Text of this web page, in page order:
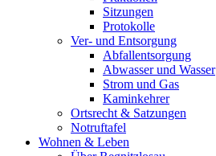
Sitzungen
Protokolle
Ver- und Entsorgung
Abfallentsorgung
Abwasser und Wasser
Strom und Gas
Kaminkehrer
Ortsrecht & Satzungen
Notruftafel
Wohnen & Leben